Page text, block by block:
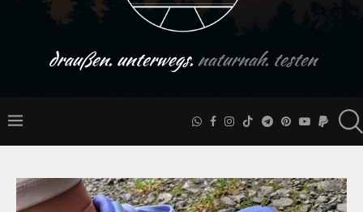
draußen. unterwegs.naturnah. testen